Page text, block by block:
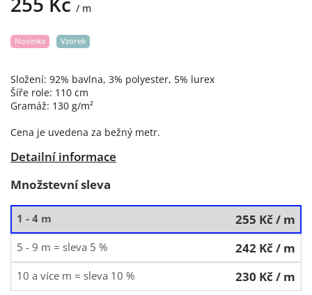
/ m
Složení: 92% bavlna, 3% polyester, 5% lurex
Šíře role: 110 cm
Gramáž: 130 g/m²
Cena je uvedena za bežný metr.
Detailní informace
Novinka Vzorek
Množstevní sleva
1 - 4 m 255 Kč/ m
5 - 9 m = sleva 5 % 242 Kč/ m
10 a více m = sleva 10 % 230 Kč/ m